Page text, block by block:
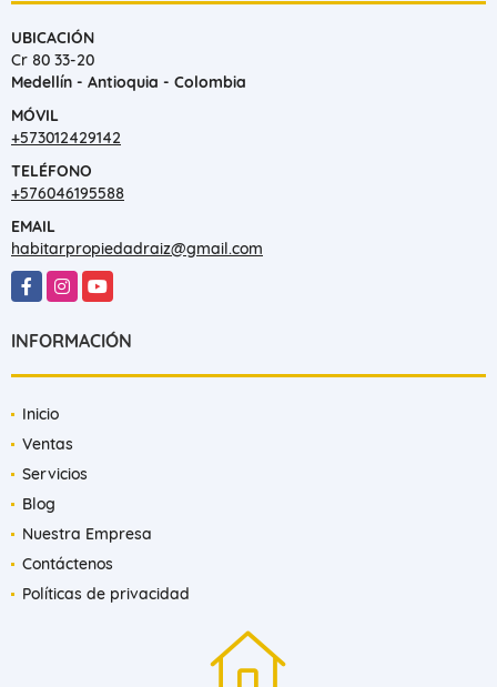
UBICACIÓN
Cr 80 33-20
Medellín - Antioquia - Colombia
MÓVIL
+573012429142
TELÉFONO
+576046195588
EMAIL
habitarpropiedadraiz@gmail.com
FacebookInstagram
YouTube
INFORMACIÓN
Inicio
Ventas
Servicios
Blog
Nuestra Empresa
Contáctenos
Políticas de privacidad